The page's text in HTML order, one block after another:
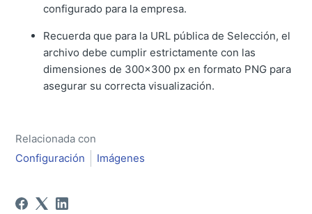
configurado para la empresa.
Recuerda que para la URL pública de Selección, el
archivo debe cumplir estrictamente con las
dimensiones de 300x300 px en formato PNG para
asegurar su correcta visualización.
Relacionada con
Configuración
Imágenes